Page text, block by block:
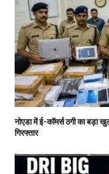
नोएडा में ई-कॉमर्स ठगी का बड़ा
गिरफ्तार